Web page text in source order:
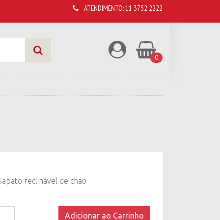
ATENDIMENTO:11 3752 2222
0
reclinável de chão
Adicionar ao Carrinho